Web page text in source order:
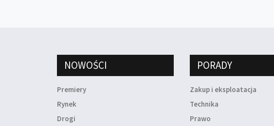
NOWOŚCI
Premiery
Rynek
Drogi
PORADY
Zakup i eksploatacja
Technika
Prawo